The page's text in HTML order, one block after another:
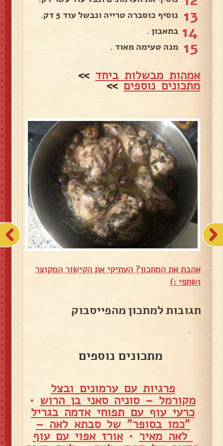
13 נוסיף כוסברה טרייה ונבשל עוד 5 דק.
14 בתאבון .
15 מנה טעימה מאוד .
אמהות מבשלות ביחד >>
מתכונים נוספים>>
אהבת את המתכון? העתיקי את הקישור המקוצר
ושתפי :)
תגובות למתכון מהפייסבוק
מתכונים נוספים
פרגיות עם ערמונים ובצל
מקורמל – סוניה סאני בן הרוש •
כרעי עוף עם תפוחי אדמה בגריל
"כמו בסופר" של סבתא לאה –
לאה מאיר •אורז אפוי עם עוף